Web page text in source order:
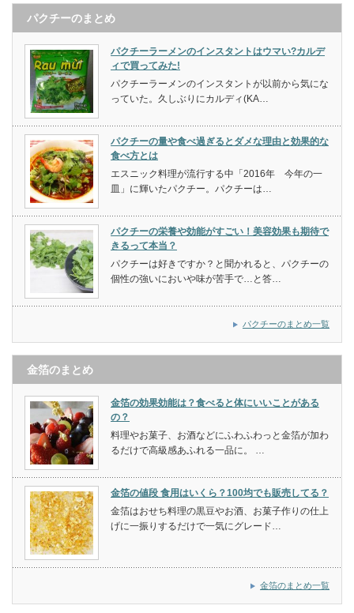
パクチーのまとめ
パクチーラーメンのインスタントはウマい?カルデ
ィで買ってみた!
パクチーラーメンのインスタントが以前から気にな
っていた。久しぶりにカルディ(KA…
パクチーの量や食べ過ぎるとダメな理由と効果的な
食べ方とは
エスニック料理が流行する中「2016年 今年の一
皿」に輝いたパクチー。パクチーは…
パクチーの栄養や効能がすごい！美容効果も期待で
きるって本当？
パクチーは好きですか？と聞かれると、パクチーの
個性の強いにおいや味が苦手で…と答…
パクチーのまとめ一覧
金箔のまとめ
金箔の効果効能は？食べると体にいいことがある
の？
料理やお菓子、お酒などにふわふわっと金箔が加わ
るだけで高級感あふれる一品に。 …
金箔の値段 食用はいくら？100均でも販売してる？
金箔はおせち料理の黒豆やお酒、お菓子作りの仕上
げに一振りするだけで一気にグレード…
金箔のまとめ一覧